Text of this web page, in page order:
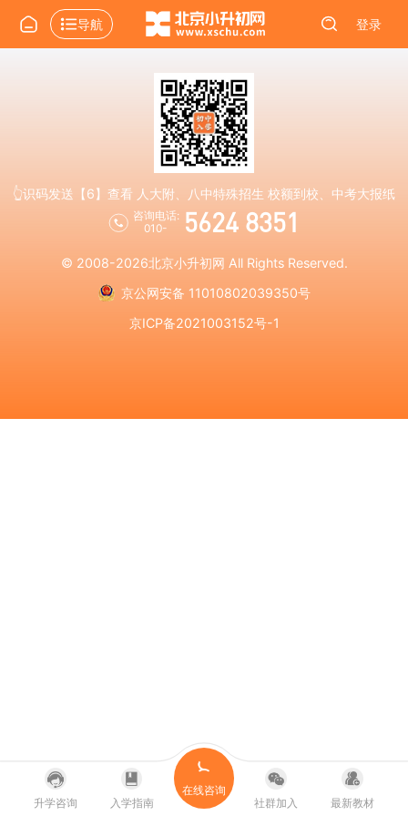
导航 登录
👆识码发送【6】查看 人大附、八中特殊招生 校额到校、中考大报纸
咨询电话:
010-
5624 8351
© 2008-2026北京小升初网 All Rights Reserved.
京公网安备 11010802039350号
京ICP备2021003152号-1
升学咨询 入学指南
在线咨询
社群加入
最新教材